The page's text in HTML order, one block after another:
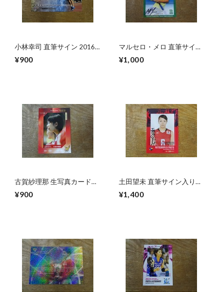
小林幸司 直筆サイン 2016
¥900
マルセロ・メロ 直筆サイン
¥1,000
古賀紗理那 生写真カード
2016 プロデュース 216 火
の鳥 NIPPON
¥900
土田望未 直筆サイン入り生
写真 2015 プロデュース216
火の鳥 NIPPON
¥1,400